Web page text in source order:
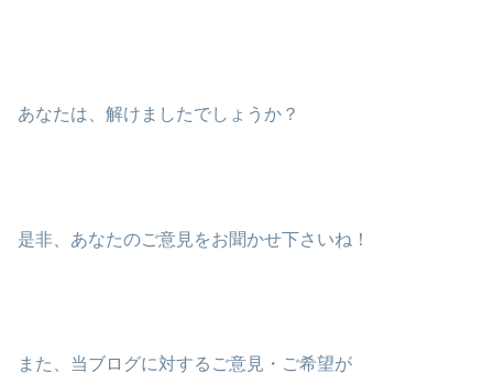
あなたは、解けましたでしょうか？
是非、あなたのご意見をお聞かせ下さいね！
また、当ブログに対するご意見・ご希望が